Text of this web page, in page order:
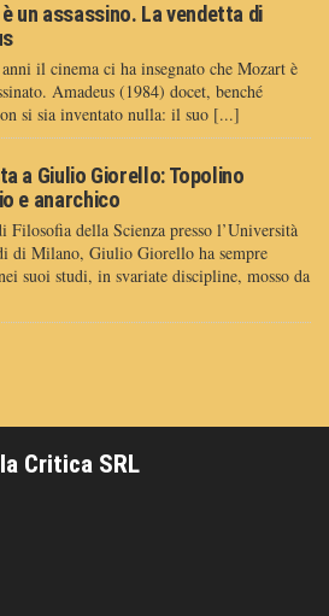
un assassino. La vendetta di
il cinema ci ha insegnato che Mozart è
Amadeus (1984) docet, benché
si sia inventato nulla: il suo [...]
a Giulio Giorello: Topolino
e anarchico
Filosofia della Scienza presso l’Università
di Milano, Giulio Giorello ha sempre
suoi studi, in svariate discipline, mosso da
Critica SRL